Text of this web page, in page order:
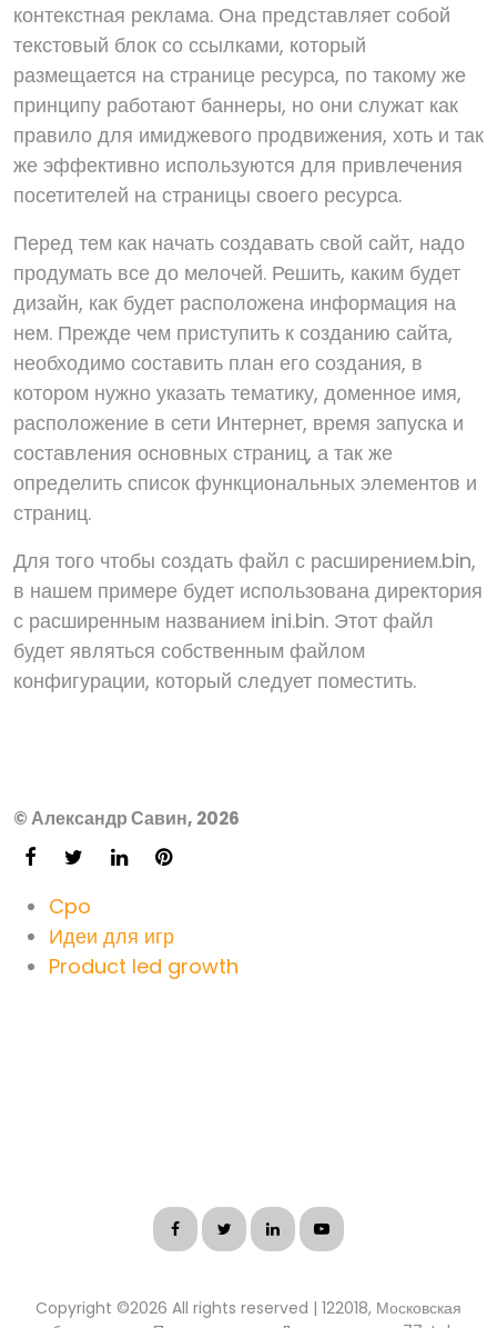
контекстная реклама. Она представляет собой
текстовый блок со ссылками, который
размещается на странице ресурса, по такому же
принципу работают баннеры, но они служат как
правило для имиджевого продвижения, хоть и так
же эффективно используются для привлечения
посетителей на страницы своего ресурса.
Перед тем как начать создавать свой сайт, надо
продумать все до мелочей. Решить, каким будет
дизайн, как будет расположена информация на
нем. Прежде чем приступить к созданию сайта,
необходимо составить план его создания, в
котором нужно указать тематику, доменное имя,
расположение в сети Интернет, время запуска и
составления основных страниц, а так же
определить список функциональных элементов и
страниц.
Для того чтобы создать файл с расширением.bin,
в нашем примере будет использована директория
с расширенным названием ini.bin. Этот файл
будет являться собственным файлом
конфигурации, который следует поместить.
© Александр Савин, 2026
Cpo
Идеи для игр
Product led growth
Copyright ©2026 All rights reserved | 122018, Московская